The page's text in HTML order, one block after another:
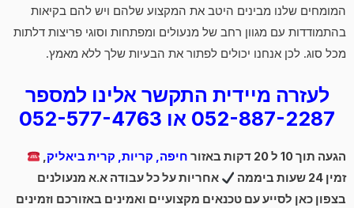
המומחים שלנו מבינים היטב את המקצוע שלהם ויש להם בקיאות
בהתמודדות עם מגוון רחב של מנעולים ומפתחות וסוגי פריצות דלתות
מכל סוג. לכן אנחנו יכולים לפתור את הבעיות שלך ללא מאמץ.
לעזרה מיידית התקשר אלינו למספר
052-887-2287 או 052-577-4763
הגעה תוך 10 ל 20 דקות באזור חיפה, קריות, קרית ביאליק,
זמין 24 שעות ביממה
אחריות על כל עבודה א.א מנעולנים
בצפון כאן לסייע עם טכנאים מקצועיים ואמינים באזורכם וזמינים